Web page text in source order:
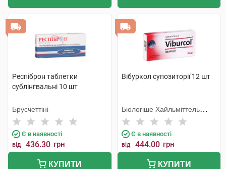
Респіброн таблетки
сублінгвальні 10 шт
Брусчеттіні
Є в наявності
від 436.30 грн
КУПИТИ
Вібуркол супозиторії 12 шт
Біологіше Хайльміттель
Хеель
Є в наявності
від 444.00 грн
КУПИТИ